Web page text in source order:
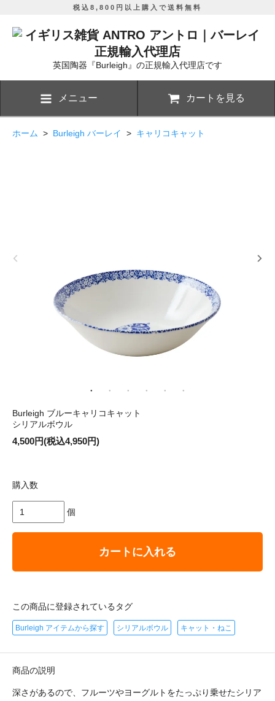
税込8,800円以上購入で送料無料
英国陶器『Burleigh』の正規輸入代理店です
メニュー カートを見る
ホーム > Burleigh バーレイ > キャリコキャット
Burleigh ブルーキャリコキャット
シリアルボウル
4,500円(税込4,950円)
購入数
個
カートに入れる
この商品に登録されているタグ
Burleigh アイテムから探す シリアルボウル キャット・ねこ
商品の説明
深さがあるので、フルーツやヨーグルトをたっぷり乗せたシリア